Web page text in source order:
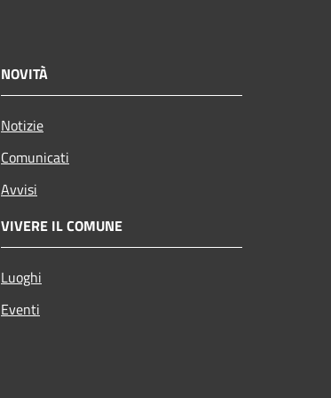
NOVITÀ
Notizie
Comunicati
Avvisi
VIVERE IL COMUNE
Luoghi
Eventi